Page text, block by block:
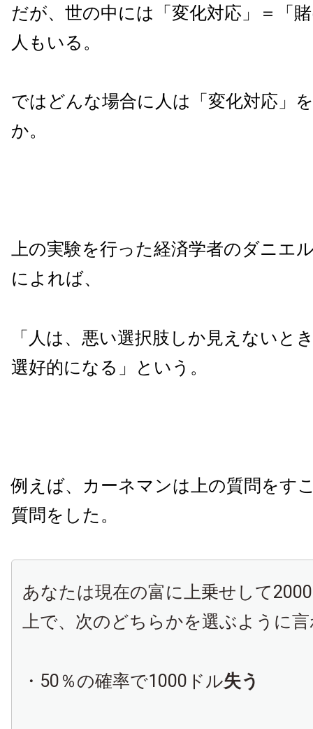
だが、世の中には「変化対応」＝「
人もいる。
ではどんな場合に人は「変化対応」
か。
上の実験を行った経済学者のダニエ
によれば、
「人は、悪い選択肢しか見えないと
選好的になる」という。
例えば、カーネマンは上の質問をす
質問をした。
あなたは現在の富に上乗せして
上で、次のどちらかを選ぶように
・50％の確率で1000ドル失う